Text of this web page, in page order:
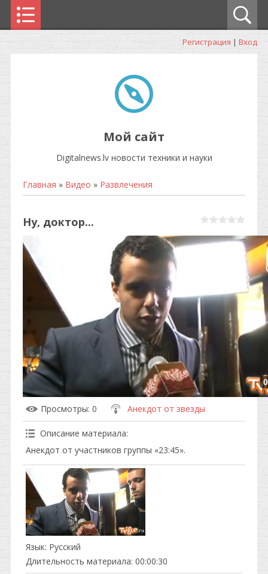
Регистрация | Вход
Мой сайт
Digitalnews.lv новости техники и науки
Главная » Видео » Развлечения
Ну, доктор...
Просмотры: 0 Анекдот от звезды
Описание материала:
Анекдот от участников группы «23:45».
Язык: Русский
Длительность материала: 00:00:30